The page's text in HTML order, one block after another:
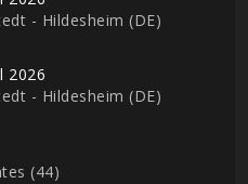
- Hildesheim (DE)
2026
- Hildesheim (DE)
(44)